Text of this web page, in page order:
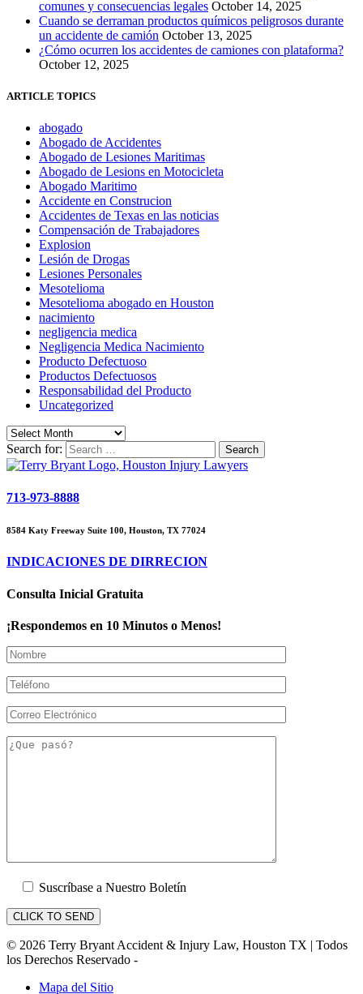
comunes y consecuencias legales October 14, 2025
Cuando se derraman productos químicos peligrosos durante
un accidente de camión October 13, 2025
¿Cómo ocurren los accidentes de camiones con plataforma?
October 12, 2025
ARTICLE TOPICS
abogado
Abogado de Accidentes
Abogado de Lesiones Maritimas
Abogado de Lesions en Motocicleta
Abogado Maritimo
Accidente en Construcion
Accidentes de Texas en las noticias
Compensación de Trabajadores
Explosion
Lesión de Drogas
Lesiones Personales
Mesotelioma
Mesotelioma abogado en Houston
nacimiento
negligencia medica
Negligencia Medica Nacimiento
Producto Defectuoso
Productos Defectuosos
Responsabilidad del Producto
Uncategorized
Search for:
713-973-8888
8584 Katy Freeway Suite 100, Houston, TX 77024
INDICACIONES DE DIRRECION
Consulta Inicial Gratuita
¡Respondemos en 10 Minutos o Menos!
Suscríbase a Nuestro Boletín
© 2026 Terry Bryant Accident & Injury Law, Houston TX | Todos
los Derechos Reservado -
Mapa del Sitio